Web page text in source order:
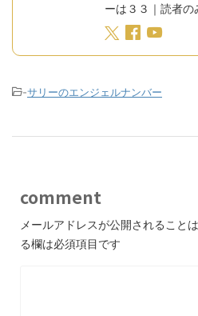
ーは３３｜読者の
-サリーのエンジェルナンバー
comment
メールアドレスが公開されること
る欄は必須項目です